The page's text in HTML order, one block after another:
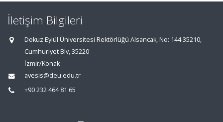
İletişim Bilgileri
Dokuz Eylül Üniversitesi Rektörlüğü Alsancak, No: 144 35210,
Cumhuriyet Blv, 35220
İzmir/Konak
avesis@deu.edu.tr
+90 232 464 81 65